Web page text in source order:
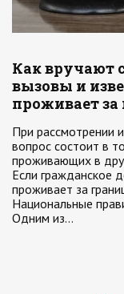
Как вручают
вызовы и
проживает за
При рассмотрении
вопрос состоит в
проживающих в
Если гражданское
проживает за
Национальные
Одним из…